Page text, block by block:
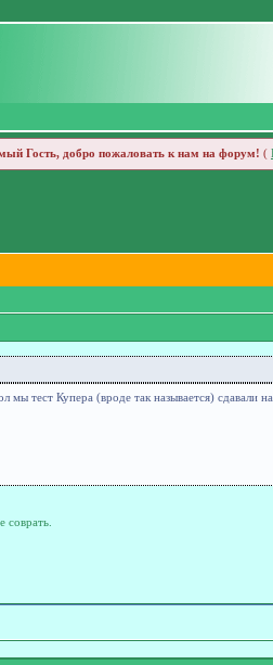
Гость, добро пожаловать к нам на форум! (
тест Купера (вроде так называется)
соврать.